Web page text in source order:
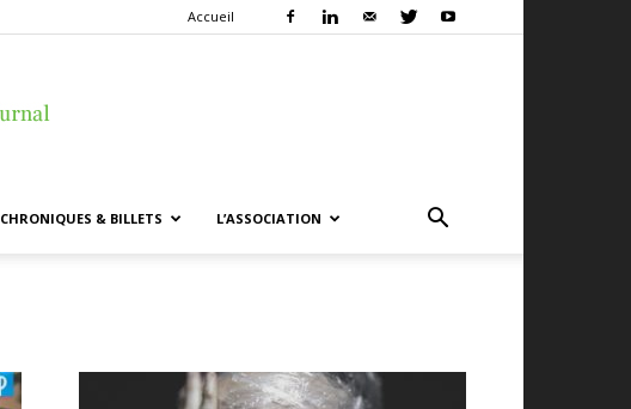
Accueil
CHRONIQUES & BILLETS L’ASSOCIATION